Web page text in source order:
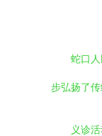
蛇口
步弘扬了
义诊